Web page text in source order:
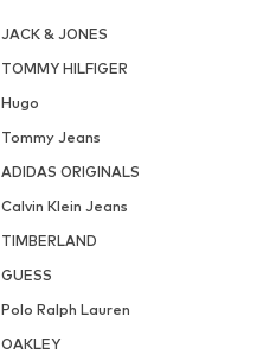
JACK & JONES
TOMMY HILFIGER
Hugo
Tommy Jeans
ADIDAS ORIGINALS
Calvin Klein Jeans
TIMBERLAND
GUESS
Polo Ralph Lauren
OAKLEY